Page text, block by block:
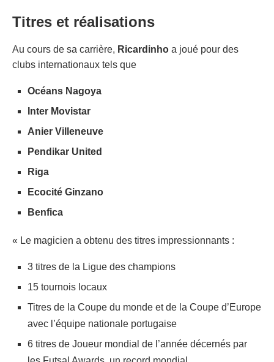
Titres et réalisations
Au cours de sa carrière, Ricardinho a joué pour des
clubs internationaux tels que
Océans Nagoya
Inter Movistar
Anier Villeneuve
Pendikar United
Riga
Ecocité Ginzano
Benfica
« Le magicien a obtenu des titres impressionnants :
3 titres de la Ligue des champions
15 tournois locaux
Titres de la Coupe du monde et de la Coupe d’Europe
avec l’équipe nationale portugaise
6 titres de Joueur mondial de l’année décernés par